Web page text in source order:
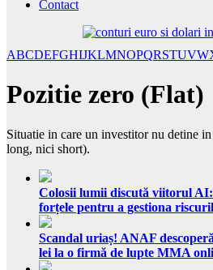
Contact
ABCDEFGHIJKLMNOPQRSTUVW
Pozitie zero (Flat)
Situatie in care un investitor nu detine
long, nici short).
Colosii lumii discută viitorul
forțele pentru a gestiona
Scandal uriaș! ANAF
lei la o firmă de lupte MMA